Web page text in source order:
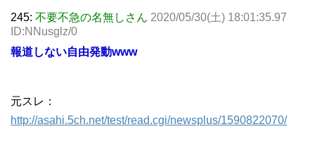
245: 不要不急の名無しさん 2020/05/30(土) 18:01:35.97
ID:NNusglz/0
報道しない自由発動www
元スレ：
http://asahi.5ch.net/test/read.cgi/newsplus/1590822070/